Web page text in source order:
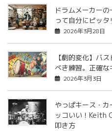
ドラムメーカー
って自分にピッ
2026年3月28日
【劇的変化】バ
べき練習。正確
2026年3月3日
やっぱキース・
ッコいい！Keith
叩き方